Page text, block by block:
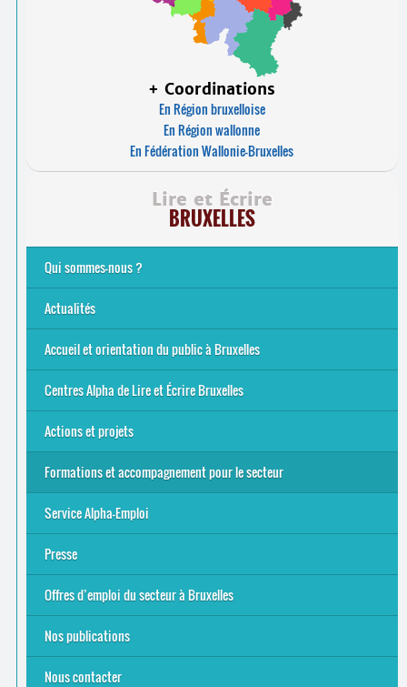
+ Coordinations
En Région bruxelloise
En Région wallonne
En Fédération Wallonie-Bruxelles
Lire et Écrire
BRUXELLES
Qui sommes-nous ?
Analphabétisme et illettrisme
L’alphabétisation populaire
Le mouvement Lire et Écrire
Nos missions
... Tous les articles
Actualités
Offres d’emploi du secteur à Bruxelles
La rentrée 2026-27
Pour être belge à la plage…
A vos agendas ! Alpha bruxellois, mobilise-toi !
Inauguration du Centre Alpha Forest de Lire et Écrire
Bruxelles
... Tous les articles
Accueil et orientation du public à Bruxelles
8 Points Accueil
Publics concernés ?
Que proposons-nous ?
Qui sommes-nous ?
Centres Alpha de Lire et Écrire Bruxelles
Actions et projets
Alpha-Jeux
Arts & Alpha
Jeudis du Cinéma
Le projet Alpha-TIC
Notre projet FSE
Tac-TIC Emploi
Formations et accompagnement pour le secteur
S’initier
Se former
Se rencontrer
Être accompagné·e
Service Alpha-Emploi
Équipe et contacts
Accompagnement individuel
Accompagnement collectif
Folder Service Alpha-Emploi
Presse
2021
2024
2025
Offres d’emploi du secteur à Bruxelles
Emplois rémunérés
Bénévolat
Candidature spontanée à Lire et Écrire Bruxelles
Nos publications
Nous contacter